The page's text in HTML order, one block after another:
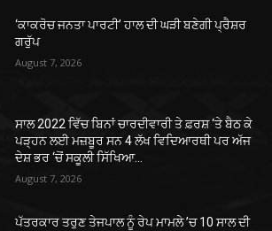
‘ਕਾਕਰੋਚ ਜਨਤਾ ਪਾਰਟੀ’ ਹਾਲ ਦੀ ਘੜੀ ਬਣੇਗੀ ਪ੍ਰੈਸ਼ਰ
ਗਰੁੱਪ
August 7, 2026
ਸਾਲ 2022 ਵਿੱਚ ਬਿਨਾਂ ਚਾਰਦੀਵਾਰੀ ਤੇ ਫ਼ਰਸ਼ ‘ਤੇ ਬੈਠ ਕੇ
ਪੜ੍ਹਨ ਲਈ ਮਜ਼ਬੂਰ ਸਨ 4 ਲੱਖ ਵਿਦਿਆਰਥੀ ਪਰ ਅੱਜ
ਦੇਸ਼ ਭਰ ‘ਚੋਂ ਸਕੂਲੀ ਸਿੱਖਿਆ...
August 7, 2026
ਪੱਤਰਕਾਰ ਤਰੁਣ ਤੇਜਪਾਲ ਨੂੰ ਰੇਪ ਮਾਮਲੇ ’ਚ 10 ਸਾਲ ਦੀ